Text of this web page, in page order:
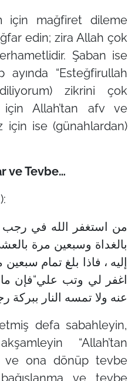
için mağfiret dileme
edin; zira Allah çok
Şaban ise
ayında “Esteğfirullah
zikrini çok
için Allah’tan afv ve
için ise (günahlardan)
ve Tevbe…
من استغفر الله في رجب
بالغداة وسبعين مرة
إليه ، فاذا بلغ تمام
اغفر لي وتب علي“فإن
عنه ولا تمسه النار ببركة
defa sabahleyin,
“Allah’tan
ve ona dönüp tevbe
ve tevbe